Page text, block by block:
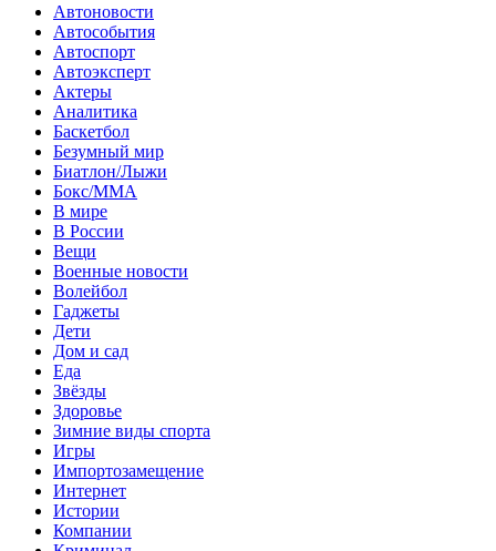
Автоновости
Автособытия
Автоспорт
Автоэксперт
Актеры
Аналитика
Баскетбол
Безумный мир
Биатлон/Лыжи
Бокс/MMA
В мире
В России
Вещи
Военные новости
Волейбол
Гаджеты
Дети
Дом и сад
Еда
Звёзды
Здоровье
Зимние виды спорта
Игры
Импортозамещение
Интернет
Истории
Компании